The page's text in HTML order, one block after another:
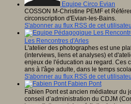
Equipe Circo Evian
COSSON M-Christine PEMF et
circonscription d'Evian-les-Bains.
S'abonner au flux RSS de cet
Les Rencontres d'Arles
L'atelier des photographes est une
(interviews, liens et analyses) et
enjeux de l'éducation au regard. Ces
ans à l'âge adulte, dans le temps
S'abonner au flux RSS de cet
Fabien Pont
Fabien Pont est ancien médiateur du
conseil d’administration du CDJM